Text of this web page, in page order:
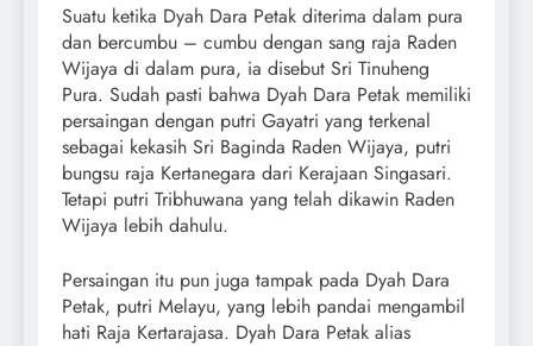
Suatu ketika Dyah Dara Petak diterima dalam pura
dan bercumbu – cumbu dengan sang raja Raden
Wijaya di dalam pura, ia disebut Sri Tinuheng
Pura. Sudah pasti bahwa Dyah Dara Petak memiliki
persaingan dengan putri Gayatri yang terkenal
sebagai kekasih Sri Baginda Raden Wijaya, putri
bungsu raja Kertanegara dari Kerajaan Singasari.
Tetapi putri Tribhuwana yang telah dikawin Raden
Wijaya lebih dahulu.
Persaingan itu pun juga tampak pada Dyah Dara
Petak, putri Melayu, yang lebih pandai mengambil
hati Raja Kertarajasa. Dyah Dara Petak alias